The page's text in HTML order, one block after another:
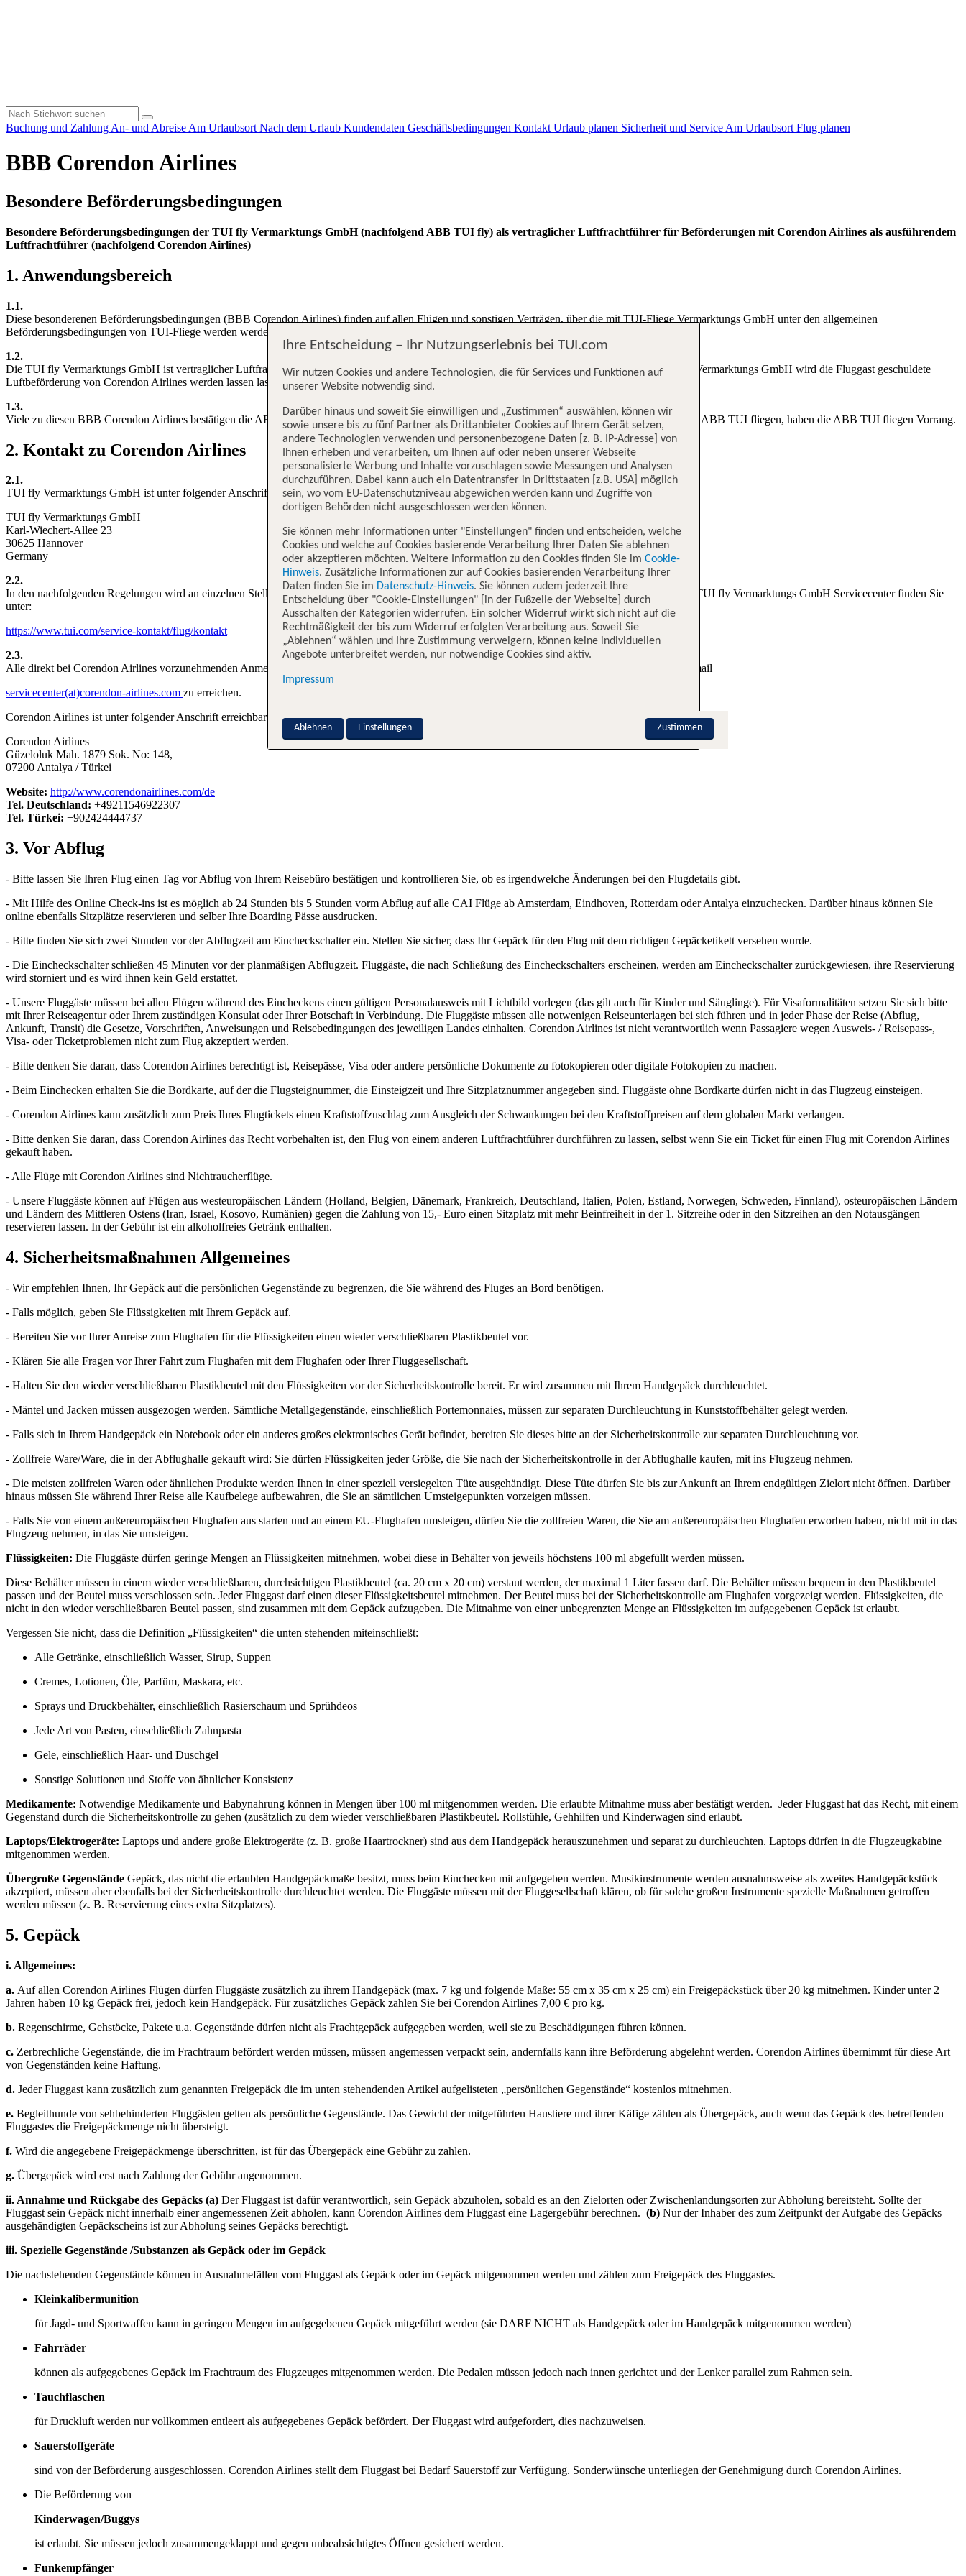
Buchung und Zahlung An- und Abreise Am Urlaubsort Nach dem Urlaub Kundendaten Geschäftsbedingungen Kontakt Urlaub planen Sicherheit und Service Am Urlaubsort Flug planen
BBB Corendon Airlines
Besondere Beförderungsbedingungen
Besondere Beförderungsbedingungen der TUI fly Vermarktungs GmbH (nachfolgend ABB TUI fly) als vertraglicher Luftfrachtführer für Beförderungen mit Corendon Airlines als ausführendem
Luftfrachtführer (nachfolgend Corendon Airlines)
1. Anwendungsbereich
1.1.
Diese besonderenen Beförderungsbedingungen (BBB Corendon Airlines) finden auf allen Flügen und sonstigen Verträgen, über die mit TUI-Fliege Vermarktungs GmbH unter den allgemeinen
Beförderungsbedingungen von TUI-Fliege werden werden.
1.2.
Die TUI fly Vermarktungs GmbH ist vertraglicher Luftfrachtführer iSd luftverkehrsrechtlichen Vorschriften und Vertragspartner des Fluggastes. TUI fly Vermarktungs GmbH wird die Fluggast geschuldete
Luftbeförderung von Corendon Airlines werden lassen lassen. Corendon Airlines ist Kundender Luftfrachtführer iSd luftverkehrsrechtlichen Vorschriften.
1.3.
Viele zu diesen BBB Corendon Airlines bestätigen die ABB TUI fliegen. Im Falle von Widersprüchen zwischen diesen BBB Corendon Airlines und den ABB TUI fliegen, haben die ABB TUI fliegen Vorrang.
2. Kontakt zu Corendon Airlines
2.1.
TUI fly Vermarktungs GmbH ist unter folgender Anschrift erreichbar:
TUI fly Vermarktungs GmbH
Karl-Wiechert-Allee 23
30625 Hannover
Germany
2.2.
In den nachfolgenden Regelungen wird an einzelnen Stellen auf das TUI fly Vermarktungs GmbH Servicecenter verwiesen. Kontaktinformationen zum TUI fly Vermarktungs GmbH Servicecenter finden Sie
unter:
https://www.tui.com/service-kontakt/flug/kontakt
2.3.
Alle direkt bei Corendon Airlines vorzunehmenden Anmeldungen werden durch den Kundenservice von Corendon Airlines bearbeitet. Dieser ist per E-mail
servicecenter(at)corendon-airlines.com zu erreichen.
Corendon Airlines ist unter folgender Anschrift erreichbar:
Corendon Airlines
Güzeloluk Mah. 1879 Sok. No: 148,
07200 Antalya / Türkei
Website: http://www.corendonairlines.com/de
Tel. Deutschland: +49211546922307
Tel. Türkei: +902424444737
3. Vor Abflug
- Bitte lassen Sie Ihren Flug einen Tag vor Abflug von Ihrem Reisebüro bestätigen und kontrollieren Sie, ob es irgendwelche Änderungen bei den Flugdetails gibt.
- Mit Hilfe des Online Check-ins ist es möglich ab 24 Stunden bis 5 Stunden vorm Abflug auf alle CAI Flüge ab Amsterdam, Eindhoven, Rotterdam oder Antalya einzuchecken. Darüber hinaus können Sie
online ebenfalls Sitzplätze reservieren und selber Ihre Boarding Pässe ausdrucken.
- Bitte finden Sie sich zwei Stunden vor der Abflugzeit am Eincheckschalter ein. Stellen Sie sicher, dass Ihr Gepäck für den Flug mit dem richtigen Gepäcketikett versehen wurde.
- Die Eincheckschalter schließen 45 Minuten vor der planmäßigen Abflugzeit. Fluggäste, die nach Schließung des Eincheckschalters erscheinen, werden am Eincheckschalter zurückgewiesen, ihre Reservierung
wird storniert und es wird ihnen kein Geld erstattet.
- Unsere Fluggäste müssen bei allen Flügen während des Eincheckens einen gültigen Personalausweis mit Lichtbild vorlegen (das gilt auch für Kinder und Säuglinge). Für Visaformalitäten setzen Sie sich bitte
mit Ihrer Reiseagentur oder Ihrem zuständigen Konsulat oder Ihrer Botschaft in Verbindung. Die Fluggäste müssen alle notwenigen Reiseunterlagen bei sich führen und in jeder Phase der Reise (Abflug,
Ankunft, Transit) die Gesetze, Vorschriften, Anweisungen und Reisebedingungen des jeweiligen Landes einhalten. Corendon Airlines ist nicht verantwortlich wenn Passagiere wegen Ausweis- / Reisepass-,
Visa- oder Ticketproblemen nicht zum Flug akzeptiert werden.
- Bitte denken Sie daran, dass Corendon Airlines berechtigt ist, Reisepässe, Visa oder andere persönliche Dokumente zu fotokopieren oder digitale Fotokopien zu machen.
- Beim Einchecken erhalten Sie die Bordkarte, auf der die Flugsteignummer, die Einsteigzeit und Ihre Sitzplatznummer angegeben sind. Fluggäste ohne Bordkarte dürfen nicht in das Flugzeug einsteigen.
- Corendon Airlines kann zusätzlich zum Preis Ihres Flugtickets einen Kraftstoffzuschlag zum Ausgleich der Schwankungen bei den Kraftstoffpreisen auf dem globalen Markt verlangen.
- Bitte denken Sie daran, dass Corendon Airlines das Recht vorbehalten ist, den Flug von einem anderen Luftfrachtführer durchführen zu lassen, selbst wenn Sie ein Ticket für einen Flug mit Corendon Airlines
gekauft haben.
- Alle Flüge mit Corendon Airlines sind Nichtraucherflüge.
- Unsere Fluggäste können auf Flügen aus westeuropäischen Ländern (Holland, Belgien, Dänemark, Frankreich, Deutschland, Italien, Polen, Estland, Norwegen, Schweden, Finnland), osteuropäischen Ländern
und Ländern des Mittleren Ostens (Iran, Israel, Kosovo, Rumänien) gegen die Zahlung von 15,- Euro einen Sitzplatz mit mehr Beinfreiheit in der 1. Sitzreihe oder in den Sitzreihen an den Notausgängen
reservieren lassen. In der Gebühr ist ein alkoholfreies Getränk enthalten.
4. Sicherheitsmaßnahmen Allgemeines
- Wir empfehlen Ihnen, Ihr Gepäck auf die persönlichen Gegenstände zu begrenzen, die Sie während des Fluges an Bord benötigen.
- Falls möglich, geben Sie Flüssigkeiten mit Ihrem Gepäck auf.
- Bereiten Sie vor Ihrer Anreise zum Flughafen für die Flüssigkeiten einen wieder verschließbaren Plastikbeutel vor.
- Klären Sie alle Fragen vor Ihrer Fahrt zum Flughafen mit dem Flughafen oder Ihrer Fluggesellschaft.
- Halten Sie den wieder verschließbaren Plastikbeutel mit den Flüssigkeiten vor der Sicherheitskontrolle bereit. Er wird zusammen mit Ihrem Handgepäck durchleuchtet.
- Mäntel und Jacken müssen ausgezogen werden. Sämtliche Metallgegenstände, einschließlich Portemonnaies, müssen zur separaten Durchleuchtung in Kunststoffbehälter gelegt werden.
- Falls sich in Ihrem Handgepäck ein Notebook oder ein anderes großes elektronisches Gerät befindet, bereiten Sie dieses bitte an der Sicherheitskontrolle zur separaten Durchleuchtung vor.
- Zollfreie Ware/Ware, die in der Abflughalle gekauft wird: Sie dürfen Flüssigkeiten jeder Größe, die Sie nach der Sicherheitskontrolle in der Abflughalle kaufen, mit ins Flugzeug nehmen.
- Die meisten zollfreien Waren oder ähnlichen Produkte werden Ihnen in einer speziell versiegelten Tüte ausgehändigt. Diese Tüte dürfen Sie bis zur Ankunft an Ihrem endgültigen Zielort nicht öffnen. Darüber
hinaus müssen Sie während Ihrer Reise alle Kaufbelege aufbewahren, die Sie an sämtlichen Umsteigepunkten vorzeigen müssen.
- Falls Sie von einem außereuropäischen Flughafen aus starten und an einem EU-Flughafen umsteigen, dürfen Sie die zollfreien Waren, die Sie am außereuropäischen Flughafen erworben haben, nicht mit in das
Flugzeug nehmen, in das Sie umsteigen.
Flüssigkeiten: Die Fluggäste dürfen geringe Mengen an Flüssigkeiten mitnehmen, wobei diese in Behälter von jeweils höchstens 100 ml abgefüllt werden müssen.
Diese Behälter müssen in einem wieder verschließbaren, durchsichtigen Plastikbeutel (ca. 20 cm x 20 cm) verstaut werden, der maximal 1 Liter fassen darf. Die Behälter müssen bequem in den Plastikbeutel
passen und der Beutel muss verschlossen sein. Jeder Fluggast darf einen dieser Flüssigkeitsbeutel mitnehmen. Der Beutel muss bei der Sicherheitskontrolle am Flughafen vorgezeigt werden. Flüssigkeiten, die
nicht in den wieder verschließbaren Beutel passen, sind zusammen mit dem Gepäck aufzugeben. Die Mitnahme von einer unbegrenzten Menge an Flüssigkeiten im aufgegebenen Gepäck ist erlaubt.
Vergessen Sie nicht, dass die Definition „Flüssigkeiten“ die unten stehenden miteinschließt:
Alle Getränke, einschließlich Wasser, Sirup, Suppen
Cremes, Lotionen, Öle, Parfüm, Maskara, etc.
Sprays und Druckbehälter, einschließlich Rasierschaum und Sprühdeos
Jede Art von Pasten, einschließlich Zahnpasta
Gele, einschließlich Haar- und Duschgel
Sonstige Solutionen und Stoffe von ähnlicher Konsistenz
Medikamente: Notwendige Medikamente und Babynahrung können in Mengen über 100 ml mitgenommen werden. Die erlaubte Mitnahme muss aber bestätigt werden. Jeder Fluggast hat das Recht, mit einem
Gegenstand durch die Sicherheitskontrolle zu gehen (zusätzlich zu dem wieder verschließbaren Plastikbeutel. Rollstühle, Gehhilfen und Kinderwagen sind erlaubt.
Laptops/Elektrogeräte: Laptops und andere große Elektrogeräte (z. B. große Haartrockner) sind aus dem Handgepäck herauszunehmen und separat zu durchleuchten. Laptops dürfen in die Flugzeugkabine
mitgenommen werden.
Übergroße Gegenstände Gepäck, das nicht die erlaubten Handgepäckmaße besitzt, muss beim Einchecken mit aufgegeben werden. Musikinstrumente werden ausnahmsweise als zweites Handgepäckstück
akzeptiert, müssen aber ebenfalls bei der Sicherheitskontrolle durchleuchtet werden. Die Fluggäste müssen mit der Fluggesellschaft klären, ob für solche großen Instrumente spezielle Maßnahmen getroffen
werden müssen (z. B. Reservierung eines extra Sitzplatzes).
5. Gepäck
i. Allgemeines:
a. Auf allen Corendon Airlines Flügen dürfen Fluggäste zusätzlich zu ihrem Handgepäck (max. 7 kg und folgende Maße: 55 cm x 35 cm x 25 cm) ein Freigepäckstück über 20 kg mitnehmen. Kinder unter 2
Jahren haben 10 kg Gepäck frei, jedoch kein Handgepäck. Für zusätzliches Gepäck zahlen Sie bei Corendon Airlines 7,00 € pro kg.
b. Regenschirme, Gehstöcke, Pakete u.a. Gegenstände dürfen nicht als Frachtgepäck aufgegeben werden, weil sie zu Beschädigungen führen können.
c. Zerbrechliche Gegenstände, die im Frachtraum befördert werden müssen, müssen angemessen verpackt sein, andernfalls kann ihre Beförderung abgelehnt werden. Corendon Airlines übernimmt für diese Art
von Gegenständen keine Haftung.
d. Jeder Fluggast kann zusätzlich zum genannten Freigepäck die im unten stehendenden Artikel aufgelisteten „persönlichen Gegenstände“ kostenlos mitnehmen.
e. Begleithunde von sehbehinderten Fluggästen gelten als persönliche Gegenstände. Das Gewicht der mitgeführten Haustiere und ihrer Käfige zählen als Übergepäck, auch wenn das Gepäck des betreffenden
Fluggastes die Freigepäckmenge nicht übersteigt.
f. Wird die angegebene Freigepäckmenge überschritten, ist für das Übergepäck eine Gebühr zu zahlen.
g. Übergepäck wird erst nach Zahlung der Gebühr angenommen.
ii. Annahme und Rückgabe des Gepäcks (a) Der Fluggast ist dafür verantwortlich, sein Gepäck abzuholen, sobald es an den Zielorten oder Zwischenlandungsorten zur Abholung bereitsteht. Sollte der
Fluggast sein Gepäck nicht innerhalb einer angemessenen Zeit abholen, kann Corendon Airlines dem Fluggast eine Lagergebühr berechnen. (b) Nur der Inhaber des zum Zeitpunkt der Aufgabe des Gepäcks
ausgehändigten Gepäckscheins ist zur Abholung seines Gepäcks berechtigt.
iii. Spezielle Gegenstände /Substanzen als Gepäck oder im Gepäck
Die nachstehenden Gegenstände können in Ausnahmefällen vom Fluggast als Gepäck oder im Gepäck mitgenommen werden und zählen zum Freigepäck des Fluggastes.
Kleinkalibermunition
für Jagd- und Sportwaffen kann in geringen Mengen im aufgegebenen Gepäck mitgeführt werden (sie DARF NICHT als Handgepäck oder im Handgepäck mitgenommen werden)
Fahrräder
können als aufgegebenes Gepäck im Frachtraum des Flugzeuges mitgenommen werden. Die Pedalen müssen jedoch nach innen gerichtet und der Lenker parallel zum Rahmen sein.
Tauchflaschen
für Druckluft werden nur vollkommen entleert als aufgegebenes Gepäck befördert. Der Fluggast wird aufgefordert, dies nachzuweisen.
Sauerstoffgeräte
sind von der Beförderung ausgeschlossen. Corendon Airlines stellt dem Fluggast bei Bedarf Sauerstoff zur Verfügung. Sonderwünsche unterliegen der Genehmigung durch Corendon Airlines.
Die Beförderung von
Kinderwagen/Buggys
ist erlaubt. Sie müssen jedoch zusammengeklappt und gegen unbeabsichtigtes Öffnen gesichert werden.
Funkempfänger
Ihre Entscheidung – Ihr Nutzungserlebnis bei TUI.com
Wir nutzen Cookies und andere Technologien, die für Services und Funktionen auf
unserer Website notwendig sind.
Darüber hinaus und soweit Sie einwilligen und „Zustimmen“ auswählen, können wir
sowie unsere bis zu fünf Partner als Drittanbieter Cookies auf Ihrem Gerät setzen,
andere Technologien verwenden und personenbezogene Daten [z. B. IP-Adresse] von
Ihnen erheben und verarbeiten, um Ihnen auf oder neben unserer Webseite
personalisierte Werbung und Inhalte vorzuschlagen sowie Messungen und Analysen
durchzuführen. Dabei kann auch ein Datentransfer in Drittstaaten [z.B. USA] möglich
sein, wo vom EU-Datenschutzniveau abgewichen werden kann und Zugriffe von
dortigen Behörden nicht ausgeschlossen werden können.
Sie können mehr Informationen unter "Einstellungen" finden und entscheiden, welche
Cookies und welche auf Cookies basierende Verarbeitung Ihrer Daten Sie ablehnen
oder akzeptieren möchten. Weitere Information zu den Cookies finden Sie im Cookie-
Hinweis. Zusätzliche Informationen zur auf Cookies basierenden Verarbeitung Ihrer
Daten finden Sie im Datenschutz-Hinweis. Sie können zudem jederzeit Ihre
Entscheidung über "Cookie-Einstellungen" [in der Fußzeile der Webseite] durch
Ausschalten der Kategorien widerrufen. Ein solcher Widerruf wirkt sich nicht auf die
Rechtmäßigkeit der bis zum Widerruf erfolgten Verarbeitung aus. Soweit Sie
„Ablehnen“ wählen und Ihre Zustimmung verweigern, können keine individuellen
Angebote unterbreitet werden, nur notwendige Cookies sind aktiv.
Impressum
Zustimmen
Ablehnen Einstellungen